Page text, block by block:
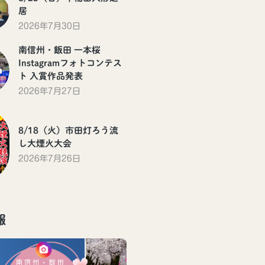
居
2026年7月30日
南信州・飯田 一本桜
Instagramフォトコンテス
ト 入賞作品発表
2026年7月27日
8/18（火）市田灯ろう流
し大煙火大会
2026年7月26日